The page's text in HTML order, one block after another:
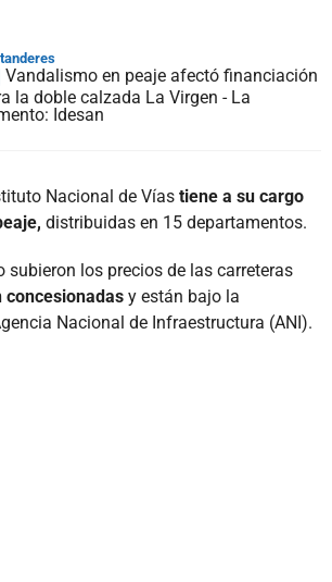
Vandalismo en peaje afectó financiación
la doble calzada La Virgen - La
Idesan
Nacional de Vías tiene a su cargo
distribuidas en 15 departamentos.
subieron los precios de las carreteras
concesionadas y están bajo la
Nacional de Infraestructura (ANI).